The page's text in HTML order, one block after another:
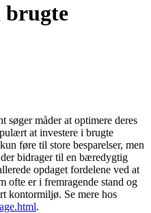
brugte
søger måder at optimere deres
at investere i brugte
føre til store besparelser, men
bidrager til en bæredygtig
opdaget fordelene ved at
ofte er i fremragende stand og
kontormiljø. Se mere hos
.